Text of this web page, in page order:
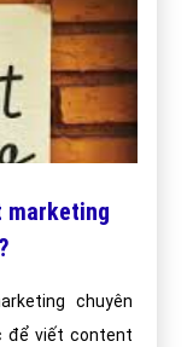
marketing
chuyên
để viết content